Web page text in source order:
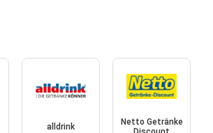
alldrink
Netto Getränke